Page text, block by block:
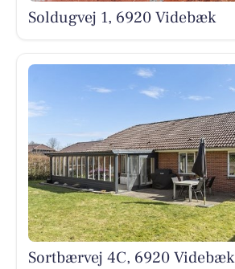
Soldugvej 1, 6920 Videbæk
Sortbærvej 4C, 6920 Videbæk